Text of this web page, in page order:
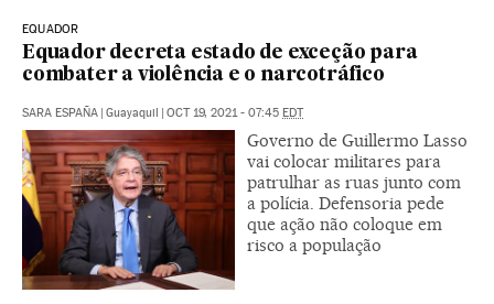
EQUADOR
Equador decreta estado de exceção para
combater a violência e o narcotráfico
SARA ESPAÑA | Guayaquil | OCT 19, 2021 - 07:45 EDT
Governo de Guillermo Lasso
vai colocar militares para
patrulhar as ruas junto com
a polícia. Defensoria pede
que ação não coloque em
risco a população